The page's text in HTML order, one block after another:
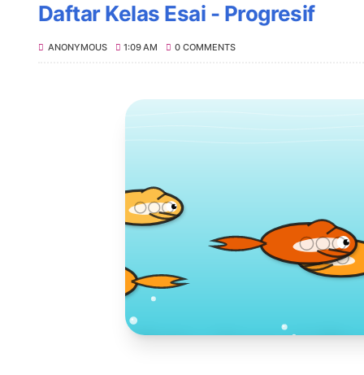
Daftar Kelas Esai - Progresif
ANONYMOUS 1:09 AM 0 COMMENTS
Toko Jurnal